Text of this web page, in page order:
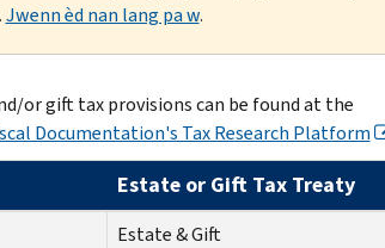
Jwenn èd nan lang pa w.
or gift tax provisions can be found at the
Documentation's Tax Research Platform
Estate or Gift Tax Treaty
Estate & Gift